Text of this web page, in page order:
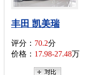
丰田 凯美瑞
评分： 70.2分
价格： 17.98-27.48万